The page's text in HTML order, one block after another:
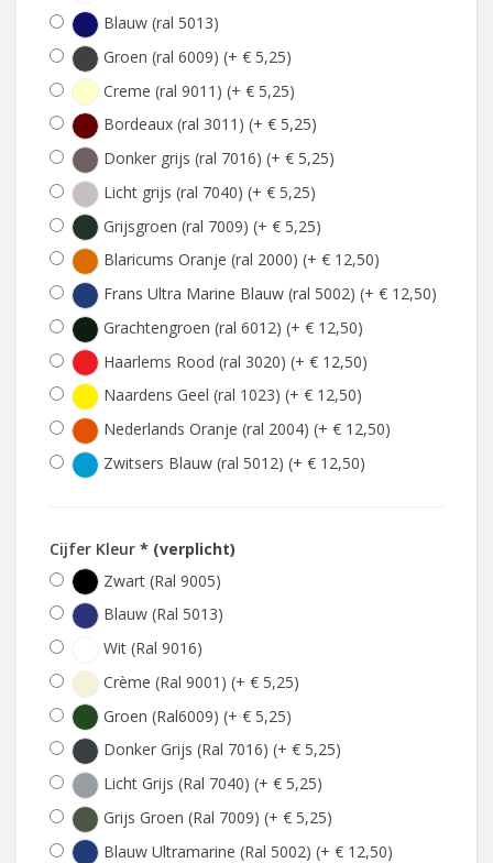
Blauw (ral 5013)
Groen (ral 6009) (+ € 5,25)
Creme (ral 9011) (+ € 5,25)
Bordeaux (ral 3011) (+ € 5,25)
Donker grijs (ral 7016) (+ € 5,25)
Licht grijs (ral 7040) (+ € 5,25)
Grijsgroen (ral 7009) (+ € 5,25)
Blaricums Oranje (ral 2000) (+ € 12,50)
Frans Ultra Marine Blauw (ral 5002) (+ € 12,50)
Grachtengroen (ral 6012) (+ € 12,50)
Haarlems Rood (ral 3020) (+ € 12,50)
Naardens Geel (ral 1023) (+ € 12,50)
Nederlands Oranje (ral 2004) (+ € 12,50)
Zwitsers Blauw (ral 5012) (+ € 12,50)
Cijfer Kleur * (verplicht)
Zwart (Ral 9005)
Blauw (Ral 5013)
Wit (Ral 9016)
Crème (Ral 9001) (+ € 5,25)
Groen (Ral6009) (+ € 5,25)
Donker Grijs (Ral 7016) (+ € 5,25)
Licht Grijs (Ral 7040) (+ € 5,25)
Grijs Groen (Ral 7009) (+ € 5,25)
Blauw Ultramarine (Ral 5002) (+ € 12,50)